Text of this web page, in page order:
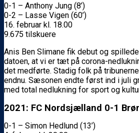
0-1 – Anthony Jung (8’)
0-2 – Lasse Vigen (60’)
16. februar kl. 18.00
9.675 tilskuere
Anis Ben Slimane fik debut og
datoen, at vi er tæt på corona-
det medførte. Stadig folk på
endnu. Sæsonen endte først ind i juli
med total nedlukning for sport og
2021: FC Nordsjælland 0-1
0-1 – Simon Hedlund (13’)